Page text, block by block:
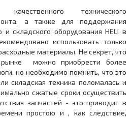
технического
а также для поддержания
и складского оборудования HELI в
использовать только
материалы. Не секрет, что
рынке можно приобрести более
но необходимо помнить, что это
складская техника поломалась и
сжатые сроки осуществить
запчастей - это приводит в
простою и , как следствие,